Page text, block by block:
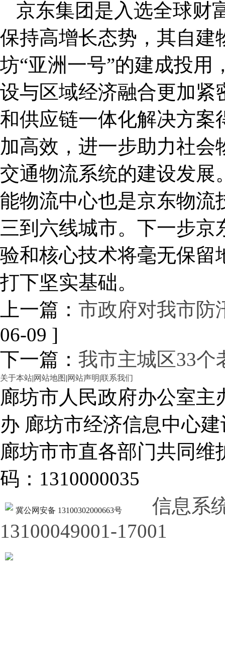
京东集团是入选全球财
保持高增长态势，其自建
坊“亚洲一号”的建成投用
设与区域经济融合更加紧
和供应链一体化解决方案
加高效，进一步助力社
交通物流系统的建设发展
能物流中心也是京东物流
三到六线城市。下一步
验和核心技术将毫无保留
打下坚实基础。
上一篇： 市政府对我市防
06-09 ]
下一篇： 我市主城区33个
关于本站|网站地图 |网站声明|联系我们
廊坊市人民政府办公室
办 廊坊市经济信息中心建
廊坊市市直各部门共同
码：1310000035
冀公网安备 13100302000663号
信息系
13100049001-17001